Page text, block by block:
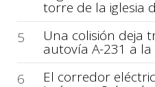
torre de la iglesia
5
Una colisión deja
autovía A-231 a
6
El corredor